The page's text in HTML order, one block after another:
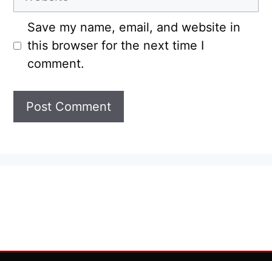
Save my name, email, and website in
this browser for the next time I
comment.